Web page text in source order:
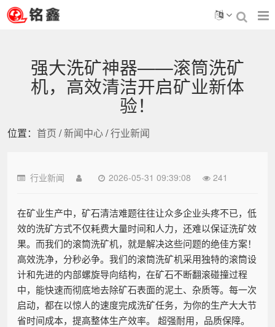
强大洗矿神器——滚筒洗矿
机，高效清洁开启矿业新体
验！
位置： 首页 /新闻中心/行业新闻
行业新闻 2026-05-31 09:39:08 241
在矿业生产中，矿石清洁难题往往让众多企业头疼不已，低
效的洗矿方式不仅耗费大量时间和人力，还难以保证洗矿效
果。而我们的滚筒洗矿机，就是解决这些问题的绝佳方案！
高效洗净，分秒必争。我们的滚筒洗矿机采用独特的滚筒设
计和先进的内部螺旋导向结构，在矿石不断翻滚碰撞过程
中，能快速而彻底地去除矿石表面的泥土、杂质等。每一次
启动，都在以惊人的速度完成洗矿任务，为你的生产大大节
省时间成本，提高整体生产效率。 超强耐用，品质保障。